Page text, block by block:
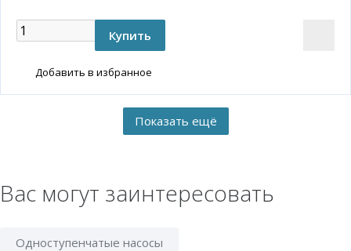
Добавить в избранное
Вас могут заинтересовать
Одноступенчатые насосы